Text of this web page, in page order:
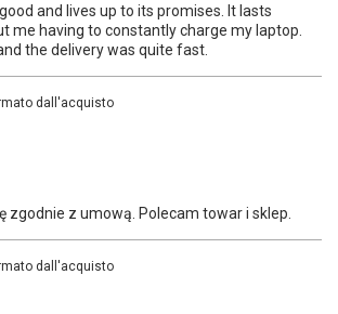
and lives up to its promises. It lasts
me having to constantly charge my laptop.
the delivery was quite fast.
dall'acquisto
zgodnie z umową. Polecam towar i sklep.
dall'acquisto